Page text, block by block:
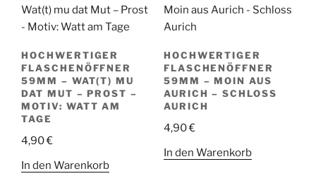
HOCHWERTIGER
FLASCHENÖFFNER
59MM – WAT(T) MU
DAT MUT – PROST –
MOTIV: WATT AM
TAGE
4,90€
In den Warenkorb
HOCHWERTIGER
FLASCHENÖFFNER
59MM – MOIN AUS
AURICH – SCHLOSS
AURICH
4,90€
In den Warenkorb